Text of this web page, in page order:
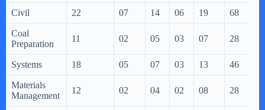
Civil 22 07 14 06 19 68
Coal
Preparation
11 02 05 03 07 28
Systems 18 05 07 03 13 46
Materials
Management
12 02 04 02 08 28